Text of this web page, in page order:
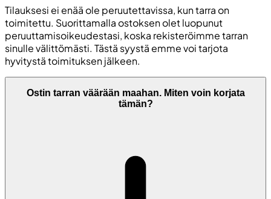
Tilauksesi ei enää ole peruutettavissa, kun tarra on
toimitettu. Suorittamalla ostoksen olet luopunut
peruuttamisoikeudestasi, koska rekisteröimme tarran
sinulle välittömästi. Tästä syystä emme voi tarjota
hyvitystä toimituksen jälkeen.
Ostin tarran väärään maahan. Miten voin korjata
tämän?